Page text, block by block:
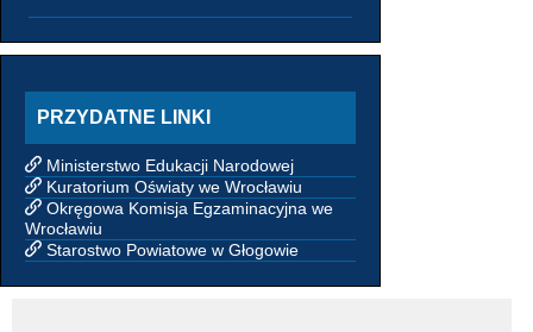
PRZYDATNE LINKI
Ministerstwo Edukacji Narodowej
Kuratorium Oświaty we Wrocławiu
Okręgowa Komisja Egzaminacyjna we
Wrocławiu
Starostwo Powiatowe w Głogowie